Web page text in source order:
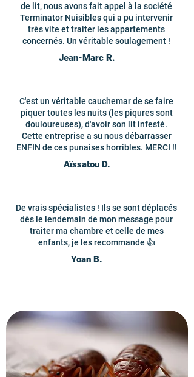
de lit, nous avons fait appel à la société
Terminator Nuisibles qui a pu intervenir
très vite et traiter les appartements
concernés. Un véritable soulagement !
Jean-Marc R.
C'est un véritable cauchemar de se faire
piquer toutes les nuits (les piqures sont
douloureuses), d'avoir son lit infesté.
Cette entreprise a su nous débarrasser
ENFIN de ces punaises horribles. MERCI !!
Aïssatou D.
De vrais spécialistes ! Ils se sont déplacés
dès le lendemain de mon message pour
traiter ma chambre et celle de mes
enfants, je les recommande 👍
Yoan B.